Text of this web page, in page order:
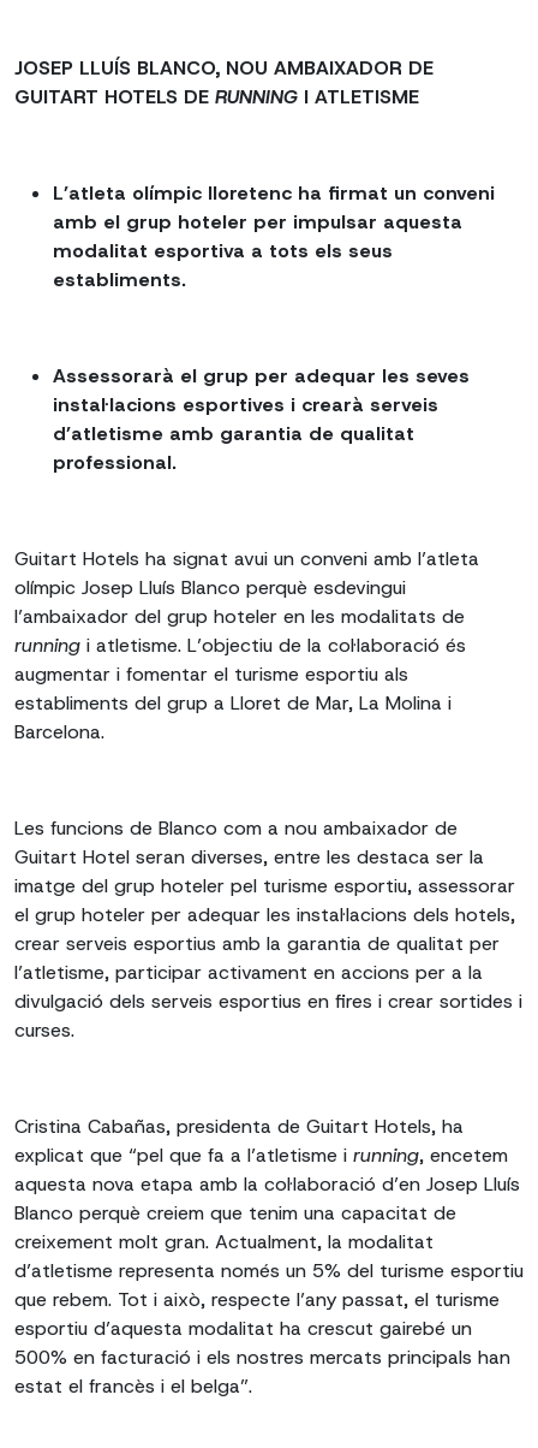
JOSEP LLUÍS BLANCO, NOU AMBAIXADOR DE
GUITART HOTELS DE RUNNING I ATLETISME
L’atleta olímpic lloretenc ha firmat un conveni
amb el grup hoteler per impulsar aquesta
modalitat esportiva a tots els seus
establiments.
Assessorarà el grup per adequar les seves
instal·lacions esportives i crearà serveis
d’atletisme amb garantia de qualitat
professional.
Guitart Hotels ha signat avui un conveni amb l’atleta
olímpic Josep Lluís Blanco perquè esdevingui
l’ambaixador del grup hoteler en les modalitats de
running i atletisme. L’objectiu de la col·laboració és
augmentar i fomentar el turisme esportiu als
establiments del grup a Lloret de Mar, La Molina i
Barcelona.
Les funcions de Blanco com a nou ambaixador de
Guitart Hotel seran diverses, entre les destaca ser la
imatge del grup hoteler pel turisme esportiu, assessorar
el grup hoteler per adequar les instal·lacions dels hotels,
crear serveis esportius amb la garantia de qualitat per
l’atletisme, participar activament en accions per a la
divulgació dels serveis esportius en fires i crear sortides i
curses.
Cristina Cabañas, presidenta de Guitart Hotels, ha
explicat que “pel que fa a l’atletisme i running, encetem
aquesta nova etapa amb la col·laboració d’en Josep Lluís
Blanco perquè creiem que tenim una capacitat de
creixement molt gran. Actualment, la modalitat
d’atletisme representa només un 5% del turisme esportiu
que rebem. Tot i això, respecte l’any passat, el turisme
esportiu d’aquesta modalitat ha crescut gairebé un
500% en facturació i els nostres mercats principals han
estat el francès i el belga”.